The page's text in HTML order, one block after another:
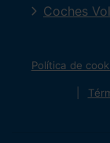
Coches
Política de